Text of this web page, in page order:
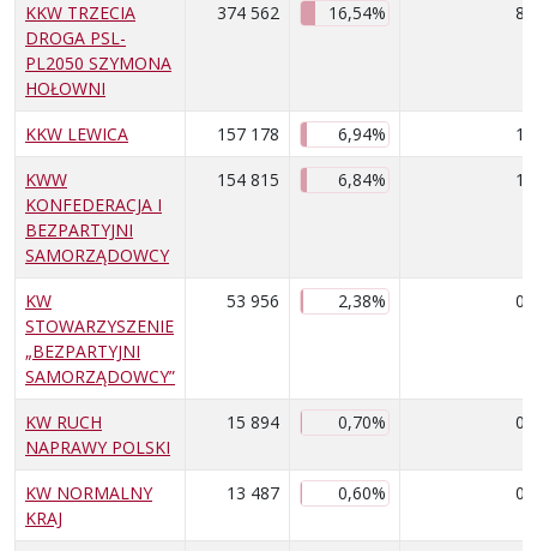
KKW TRZECIA
DROGA PSL-
PL2050 SZYMONA
HOŁOWNI
374 562 16,54% 8
KKW LEWICA 157 178 6,94%
1
KWW
KONFEDERACJA I
BEZPARTYJNI
SAMORZĄDOWCY
154 815 6,84% 1
KW
STOWARZYSZENIE
„BEZPARTYJNI
SAMORZĄDOWCY”
53 956 2,38% 0
KW RUCH
NAPRAWY POLSKI
15 894 0,70% 0
KW NORMALNY
KRAJ
13 487 0,60% 0